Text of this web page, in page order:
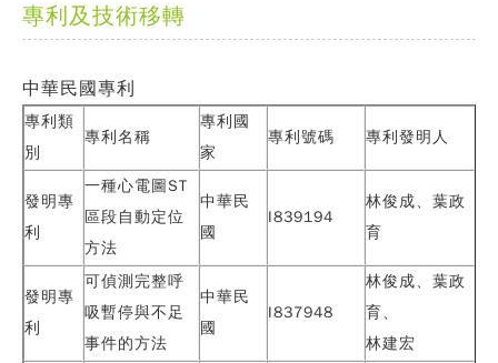
專利及技術移轉
中華民國專利
專利類
別
專利名稱
專利國
家
專利號碼 專利發明人
發明專
利
一種心電圖ST
區段自動定位
方法
中華民
國
I839194
林俊成、 葉政
育
發明專
利
可偵測完整呼
吸暫停與不足
事件的方法
中華民
國
I837948
林俊成、 葉政
育、
林建宏